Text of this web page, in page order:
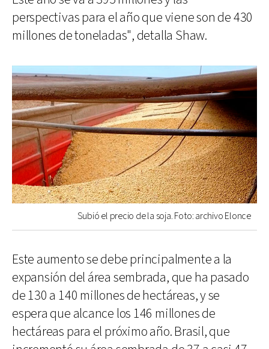
perspectivas para el año que viene son de 430
millones de toneladas", detalla Shaw.
Subió el precio de la soja. Foto: archivo Elonce
Este aumento se debe principalmente a la
expansión del área sembrada, que ha pasado
de 130 a 140 millones de hectáreas, y se
espera que alcance los 146 millones de
hectáreas para el próximo año. Brasil, que